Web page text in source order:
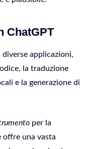
ChatGPT
applicazioni,
la traduzione
e la generazione di
per la
offre una vasta